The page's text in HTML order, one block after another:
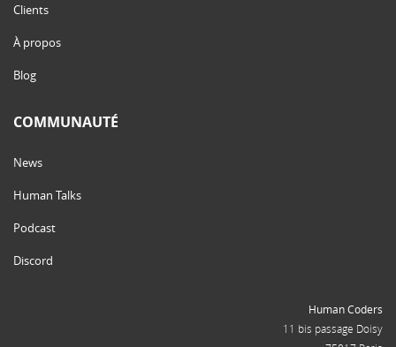
Clients
À propos
Blog
COMMUNAUTÉ
News
Human Talks
Podcast
Discord
Human Coders
11 bis passage Doisy